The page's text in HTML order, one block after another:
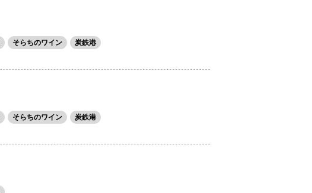
そらちのワイン 炭鉄港
そらちのワイン 炭鉄港